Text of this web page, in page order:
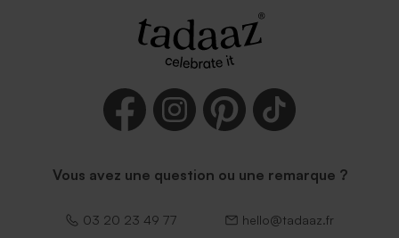
Vous avez une question ou une remarque ?
03 20 23 49 77 hello@tadaaz.fr